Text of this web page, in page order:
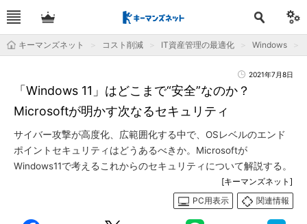
キーマンズネット コスト削減 IT資産管理の最適化 Windows
2021年7月8日
「Windows 11」はどこまで“安全”なのか？
Microsoftが明かす次なるセキュリティ
サイバー攻撃が高度化、広範囲化する中で、OSレベルのエンド
ポイントセキュリティはどうあるべきか。Microsoftが
Windows11で考えるこれからのセキュリティについて解説する。
[キーマンズネット]
PC用表示
関連情報